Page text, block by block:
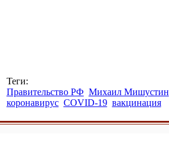
Теги:
Правительство РФ Михаил Мишустин
коронавирус COVID-19 вакцинация